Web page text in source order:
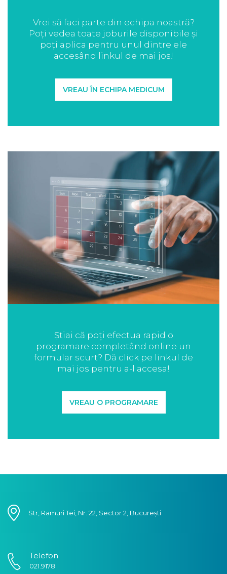
Vrei să faci parte din echipa noastră?
Poți vedea toate joburile disponibile și
poți aplica pentru unul dintre ele
accesând linkul de mai jos!
VREAU ÎN ECHIPA MEDICUM
Știai că poți efectua rapid o
programare completând online un
formular scurt? Dă click pe linkul de
mai jos pentru a-l accesa!
VREAU O PROGRAMARE
Str, Ramuri Tei, Nr. 22, Sector 2, București
Telefon
021.9178